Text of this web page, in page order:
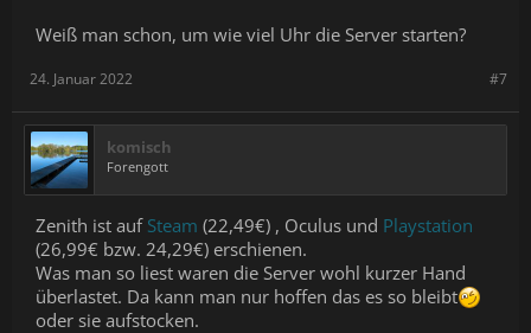
Weiß man schon, um wie viel Uhr die Server starten?
#7
24. Januar 2022
komisch
Forengott
Zenith ist aufSteam (22,49€) , Oculus und Playstation
(26,99€ bzw. 24,29€) erschienen.
Was man so liest waren die Server wohl kurzer Hand
überlastet. Da kann man nur hoffen das es so bleibt
oder sie aufstocken.